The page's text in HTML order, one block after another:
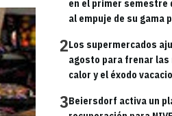
en el primer semestre
al empuje de su gama
2Los supermercados
agosto para frenar las
calor y el éxodo
3Beiersdorf activa un